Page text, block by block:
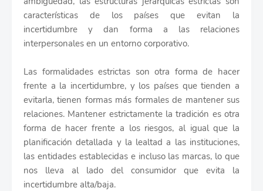
características de los países que evitan la
incertidumbre y dan forma a las relaciones
interpersonales en un entorno corporativo.
Las formalidades estrictas son otra forma de hacer
frente a la incertidumbre, y los países que tienden a
evitarla, tienen formas más formales de mantener sus
relaciones. Mantener estrictamente la tradición es otra
forma de hacer frente a los riesgos, al igual que la
planificación detallada y la lealtad a las instituciones,
las entidades establecidas e incluso las marcas, lo que
nos lleva al lado del consumidor que evita la
incertidumbre alta/baja.